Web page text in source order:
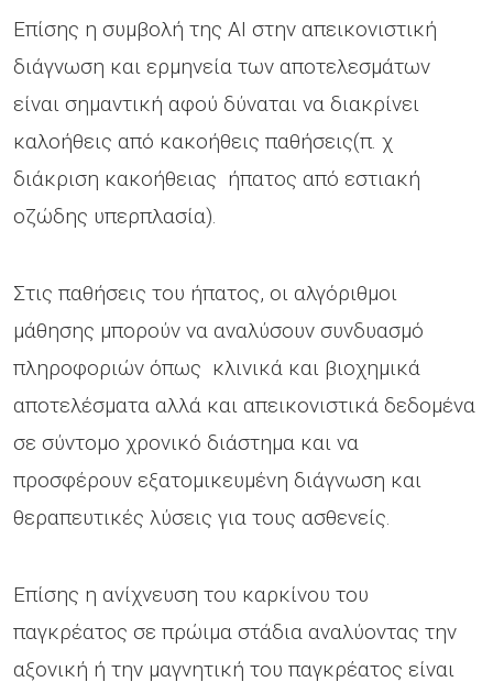
Επίσης η συμβολή της ΑΙ στην απεικονιστική
διάγνωση και ερμηνεία των αποτελεσμάτων
είναι σημαντική αφού δύναται να διακρίνει
καλοήθεις από κακοήθεις παθήσεις(π. χ
διάκριση κακοήθειας ήπατος από εστιακή
οζώδης υπερπλασία).
Στις παθήσεις του ήπατος, οι αλγόριθμοι
μάθησης μπορούν να αναλύσουν συνδυασμό
πληροφοριών όπως κλινικά και βιοχημικά
αποτελέσματα αλλά και απεικονιστικά δεδομένα
σε σύντομο χρονικό διάστημα και να
προσφέρουν εξατομικευμένη διάγνωση και
θεραπευτικές λύσεις για τους ασθενείς.
Επίσης η ανίχνευση του καρκίνου του
παγκρέατος σε πρώιμα στάδια αναλύοντας την
αξονική ή την μαγνητική του παγκρέατος είναι